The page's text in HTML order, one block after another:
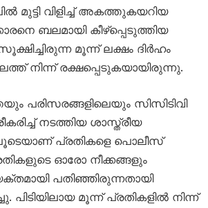
മുട്ടി വിളിച്ച് അകത്തുകയറിയ
ബലമായി കീഴ്പ്പെടുത്തിയ
മൂന്ന് ലക്ഷം ദിർഹം
നിന്ന് രക്ഷപ്പെടുകയായിരുന്നു.
പരിസരങ്ങളിലെയും സിസിടിവി
നടത്തിയ ശാസ്ത്രീയ
പ്രതികളെ പൊലീസ്
ഓരോ നീക്കങ്ങളും
പതിഞ്ഞിരുന്നതായി
പിടിയിലായ മൂന്ന് പ്രതികളിൽ നിന്ന്